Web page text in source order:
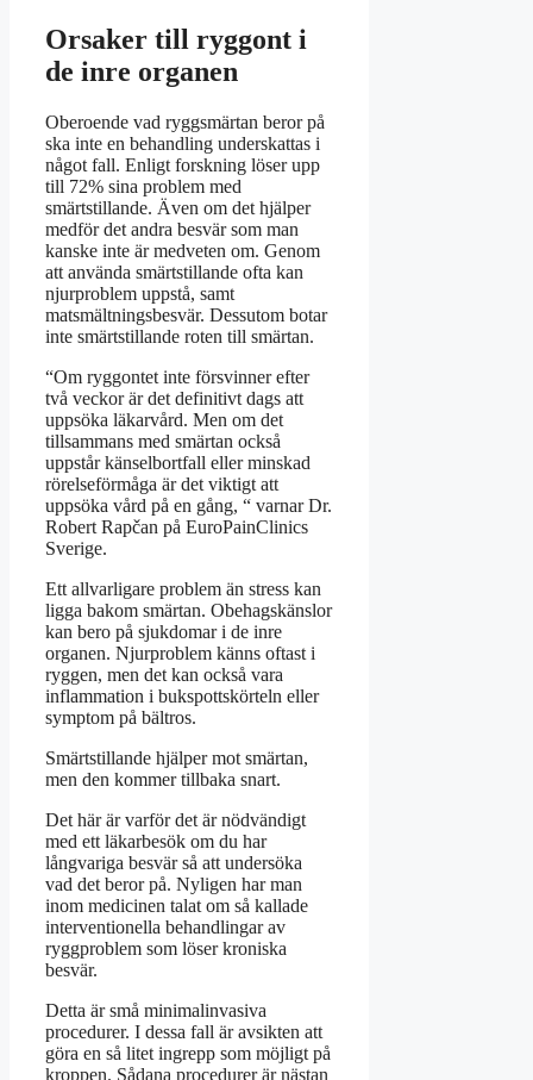
Orsaker till ryggont i
de inre organen
Oberoende vad ryggsmärtan beror på
ska inte en behandling underskattas i
något fall. Enligt forskning löser upp
till 72% sina problem med
smärtstillande. Även om det hjälper
medför det andra besvär som man
kanske inte är medveten om. Genom
att använda smärtstillande ofta kan
njurproblem uppstå, samt
matsmältningsbesvär. Dessutom botar
inte smärtstillande roten till smärtan.
“Om ryggontet inte försvinner efter
två veckor är det definitivt dags att
uppsöka läkarvård. Men om det
tillsammans med smärtan också
uppstår känselbortfall eller minskad
rörelseförmåga är det viktigt att
uppsöka vård på en gång, “ varnar Dr.
Robert Rapčan på EuroPainClinics
Sverige.
Ett allvarligare problem än stress kan
ligga bakom smärtan. Obehagskänslor
kan bero på sjukdomar i de inre
organen. Njurproblem känns oftast i
ryggen, men det kan också vara
inflammation i bukspottskörteln eller
symptom på bältros.
Smärtstillande hjälper mot smärtan,
men den kommer tillbaka snart.
Det här är varför det är nödvändigt
med ett läkarbesök om du har
långvariga besvär så att undersöka
vad det beror på. Nyligen har man
inom medicinen talat om så kallade
interventionella behandlingar av
ryggproblem som löser kroniska
besvär.
Detta är små minimalinvasiva
procedurer. I dessa fall är avsikten att
göra en så litet ingrepp som möjligt på
kroppen. Sådana procedurer är nästan